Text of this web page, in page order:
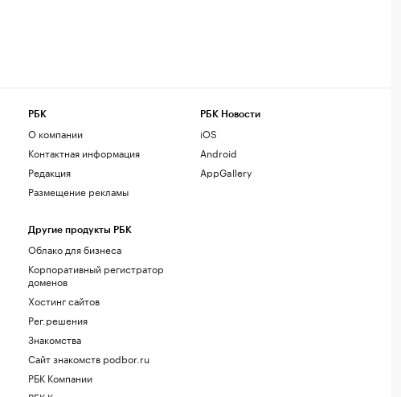
РБК
О компании
Контактная информация
Редакция
Размещение рекламы
Другие продукты РБК
Облако для бизнеса
Корпоративный регистратор
доменов
Хостинг сайтов
Рег.решения
Знакомства
Сайт знакомств podbor.ru
РБК Компании
РБК Новости
iOS
Android
AppGallery